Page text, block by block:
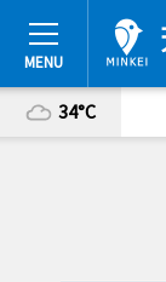
34°C